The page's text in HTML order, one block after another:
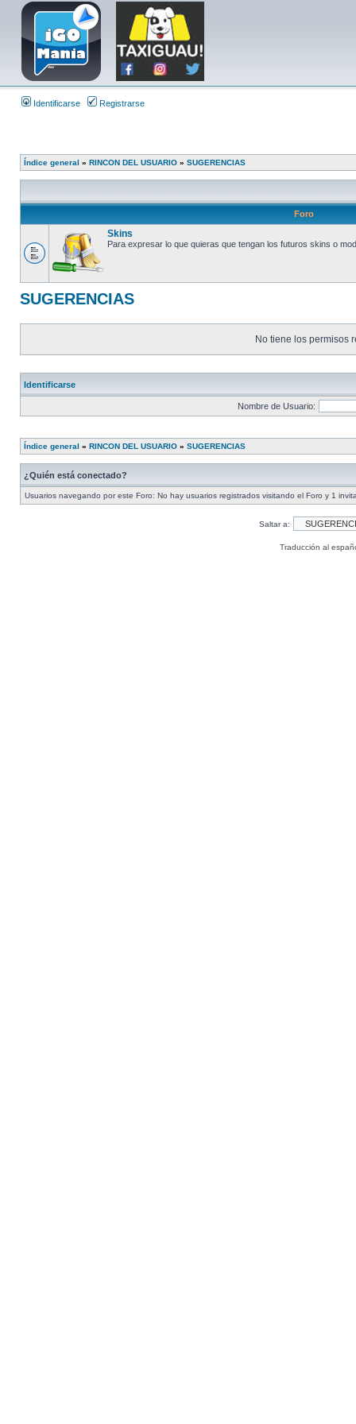
Identificarse Registrarse
Índice general » RINCON DEL USUARIO » SUGERENCIAS
Foro
Skins
Para expresar lo que quieras que tengan los futuros skins o
SUGERENCIAS
No tiene los permisos
Identificarse
Nombre de Usuario:
Índice general » RINCON DEL USUARIO » SUGERENCIAS
¿Quién está conectado?
Usuarios navegando por este Foro: No hay usuarios registrados visitando el Foro y 1
Saltar a:
Traducción al